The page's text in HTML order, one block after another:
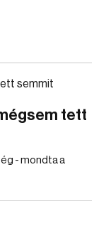
tett
- mondta a